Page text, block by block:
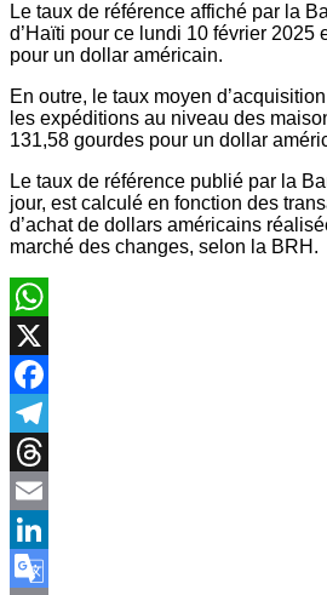
Le taux de référence affiché par la
d’Haïti pour ce lundi 10 février 2025
pour un dollar américain.
En outre, le taux moyen
les expéditions au niveau des
131,58 gourdes pour un dollar
Le taux de référence publié par la
jour, est calculé en fonction des
d’achat de dollars américains
marché des changes, selon la BRH.
WhatsApp
X
Facebook
Telegram
Threads
Email
LinkedIn